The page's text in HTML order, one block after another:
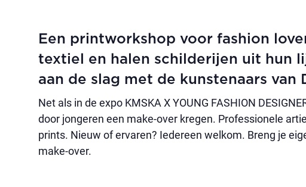
Een printworkshop voor fashion
textiel en halen schilderijen uit hun
aan de slag met de kunstenaars van
Net als in de expo KMSKA X YOUNG FASHION
door jongeren een make-over kregen. Professionele
prints. Nieuw of ervaren? Iedereen welkom. Breng je
make-over.